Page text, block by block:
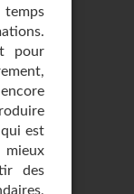
pour
est
des